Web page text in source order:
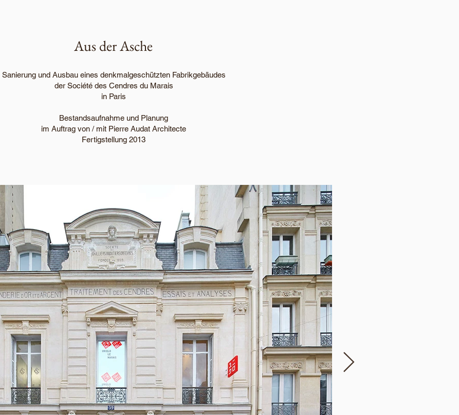
Aus der Asche
Sanierung und Ausbau eines denkmalgeschützten Fabrikgebäudes
der Société des Cendres du Marais
in Paris
Bestandsaufnahme und Planung
im Auftrag von / mit Pierre Audat Architecte
Fertigstellung 2013